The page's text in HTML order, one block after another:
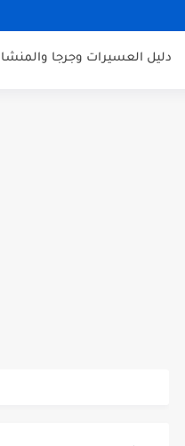
دليل العسيرات وجرجا